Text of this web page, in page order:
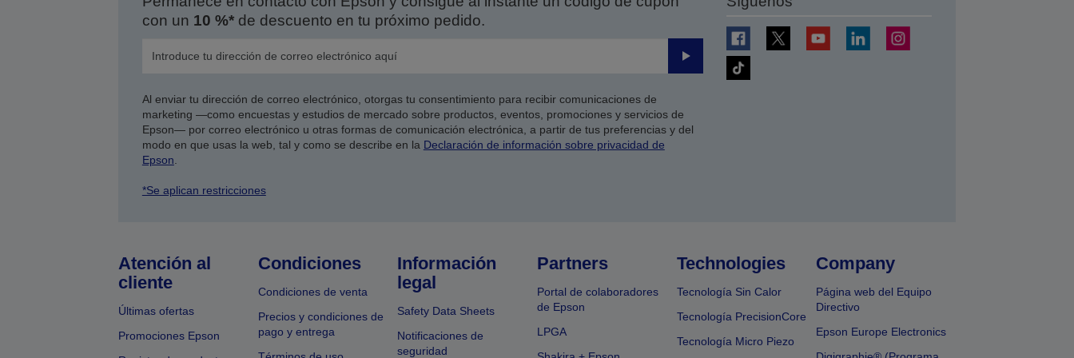
con un 10 %*de descuento en tu próximo pedido.
Enviar
Al enviar tu dirección de correo electrónico, otorgas tu consentimiento para recibir comunicaciones de
marketing —como encuestas y estudios de mercado sobre productos, eventos, promociones y servicios de
Epson— por correo electrónico u otras formas de comunicación electrónica, a partir de tus preferencias y del
modo en que usas la web, tal y como se describe en la Declaración de información sobre privacidad de
Epson.
*Se aplican restricciones
Atención al
cliente
Últimas ofertas
Promociones Epson
Condiciones
Condiciones de venta
Precios y condiciones de
pago y entrega
Información
legal
Safety Data Sheets
Notificaciones de
seguridad
Partners
Portal de colaboradores
de Epson
LPGA
Technologies
Tecnología Sin Calor
Tecnología PrecisionCore
Tecnología Micro Piezo
Company
Página web del Equipo
Directivo
Epson Europe Electronics